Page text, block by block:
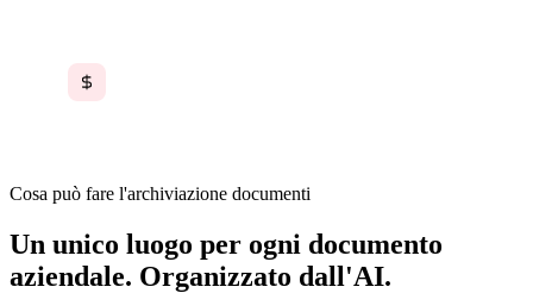
Cosa può fare l'archiviazione documenti
Un unico luogo per ogni documento
aziendale. Organizzato dall'AI.